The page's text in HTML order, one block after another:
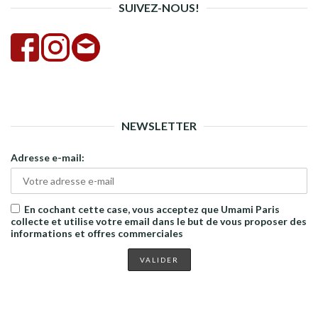
SUIVEZ-NOUS!
NEWSLETTER
Adresse e-mail:
En cochant cette case, vous acceptez que Umami Paris
collecte et utilise votre email dans le but de vous proposer des
informations et offres commerciales